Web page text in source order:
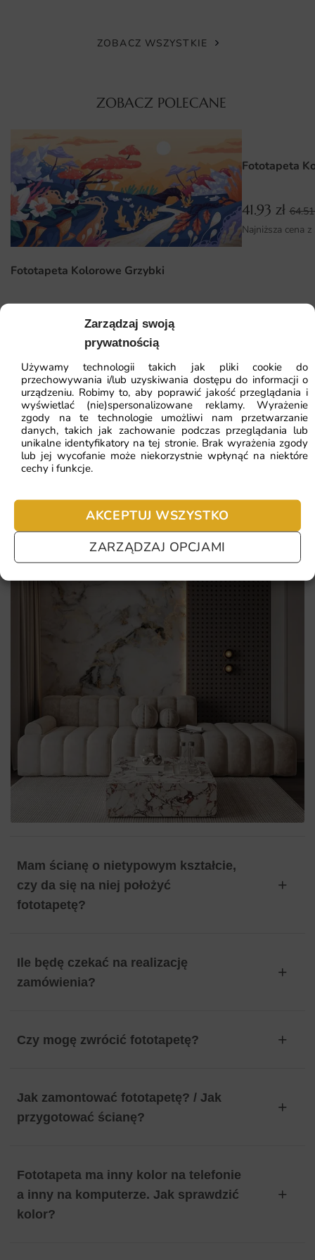
Zarządzaj swoją
prywatnością
Używamy technologii takich jak pliki cookie do
przechowywania i/lub uzyskiwania dostępu do informacji o
urządzeniu. Robimy to, aby poprawić jakość przeglądania i
wyświetlać (nie)spersonalizowane reklamy. Wyrażenie
zgody na te technologie umożliwi nam przetwarzanie
danych, takich jak zachowanie podczas przeglądania lub
unikalne identyfikatory na tej stronie. Brak wyrażenia zgody
lub jej wycofanie może niekorzystnie wpłynąć na niektóre
cechy i funkcje.
AKCEPTUJ WSZYSTKO
ZARZĄDZAJ OPCJAMI
montażu, a nasz zespół doradzi i pomoże dopasować
Przed zamówieniem zmierz ścianę i dodaj 2-3 cm zapasu.
Fototapeta Zachód Traw może też posłużyć jako duża
grafika w geometrycznej ramie.
Dlaczego warto wybrać tę fototapetę
Wybierając ten wzór, decydujesz się na dekorację łączącą
autorski projekt, jakość druku i wygodę zakupu. To dobre
rozwiązanie zarówno dla osób remontujących, jak i tych,
Najważniejsze atuty fototapety Zachód Traw:
wzór dopasowany kompozycyjnie do podanych wymiarów
ściany
paleta barw oparta na złoto, miód i delikatny róż,
bezpieczna dla wielu stylów
atesty bezpieczeństwa pozwalające na montaż w sypialni i
pokoju dziecka
plakatów
ZOBACZ WSZYSTKIE
ZOBACZ POLECANE
Fototapeta Kolorowe Grzybki
64.51zł
Najniższa cena z 30 dni: 41.93
Fototapeta
41.93 zł
Najniższa cena
ZOBACZ WSZYSTKIE
Najczęściej zadawane pytania
Pomagamy i doradzamy przy każdym zakupie. Ale jeżeli
nie chcesz czekać – sprawdź najczęściej zadawane pytania.
Mam ścianę o nietypowym kształcie,
czy da się na niej położyć
fototapetę?
Ile będę czekać na realizację
zamówienia?
Czy mogę zwrócić fototapetę?
Jak zamontować fototapetę? / Jak
przygotować ścianę?
Fototapeta ma inny kolor na telefonie
a inny na komputerze. Jak sprawdzić
kolor?